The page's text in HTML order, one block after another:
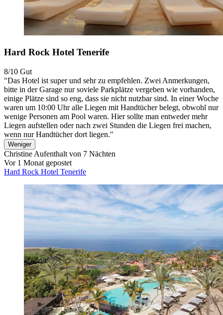
Hard Rock Hotel Tenerife
8/10 Gut
"Das Hotel ist super und sehr zu empfehlen. Zwei Anmerkungen,
bitte in der Garage nur soviele Parkplätze vergeben wie vorhanden,
einige Plätze sind so eng, dass sie nicht nutzbar sind. In einer Woche
waren um 10:00 Uhr alle Liegen mit Handtücher belegt, obwohl nur
wenige Personen am Pool waren. Hier sollte man entweder mehr
Liegen aufstellen oder nach zwei Stunden die Liegen frei machen,
wenn nur Handtücher dort liegen."
Weniger
Christine Aufenthalt von 7 Nächten
Vor 1 Monat gepostet
Hard Rock Hotel Tenerife